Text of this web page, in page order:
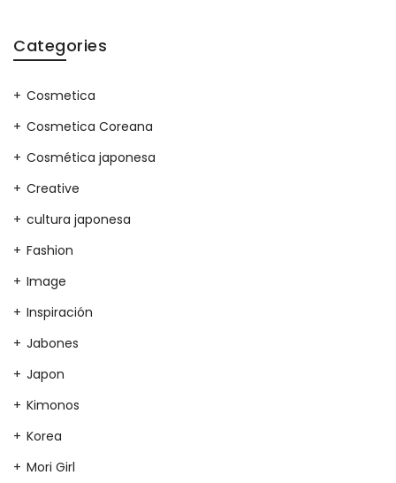
Categories
Cosmetica
Cosmetica Coreana
Cosmética japonesa
Creative
cultura japonesa
Fashion
Image
Inspiración
Jabones
Japon
Kimonos
Korea
Mori Girl